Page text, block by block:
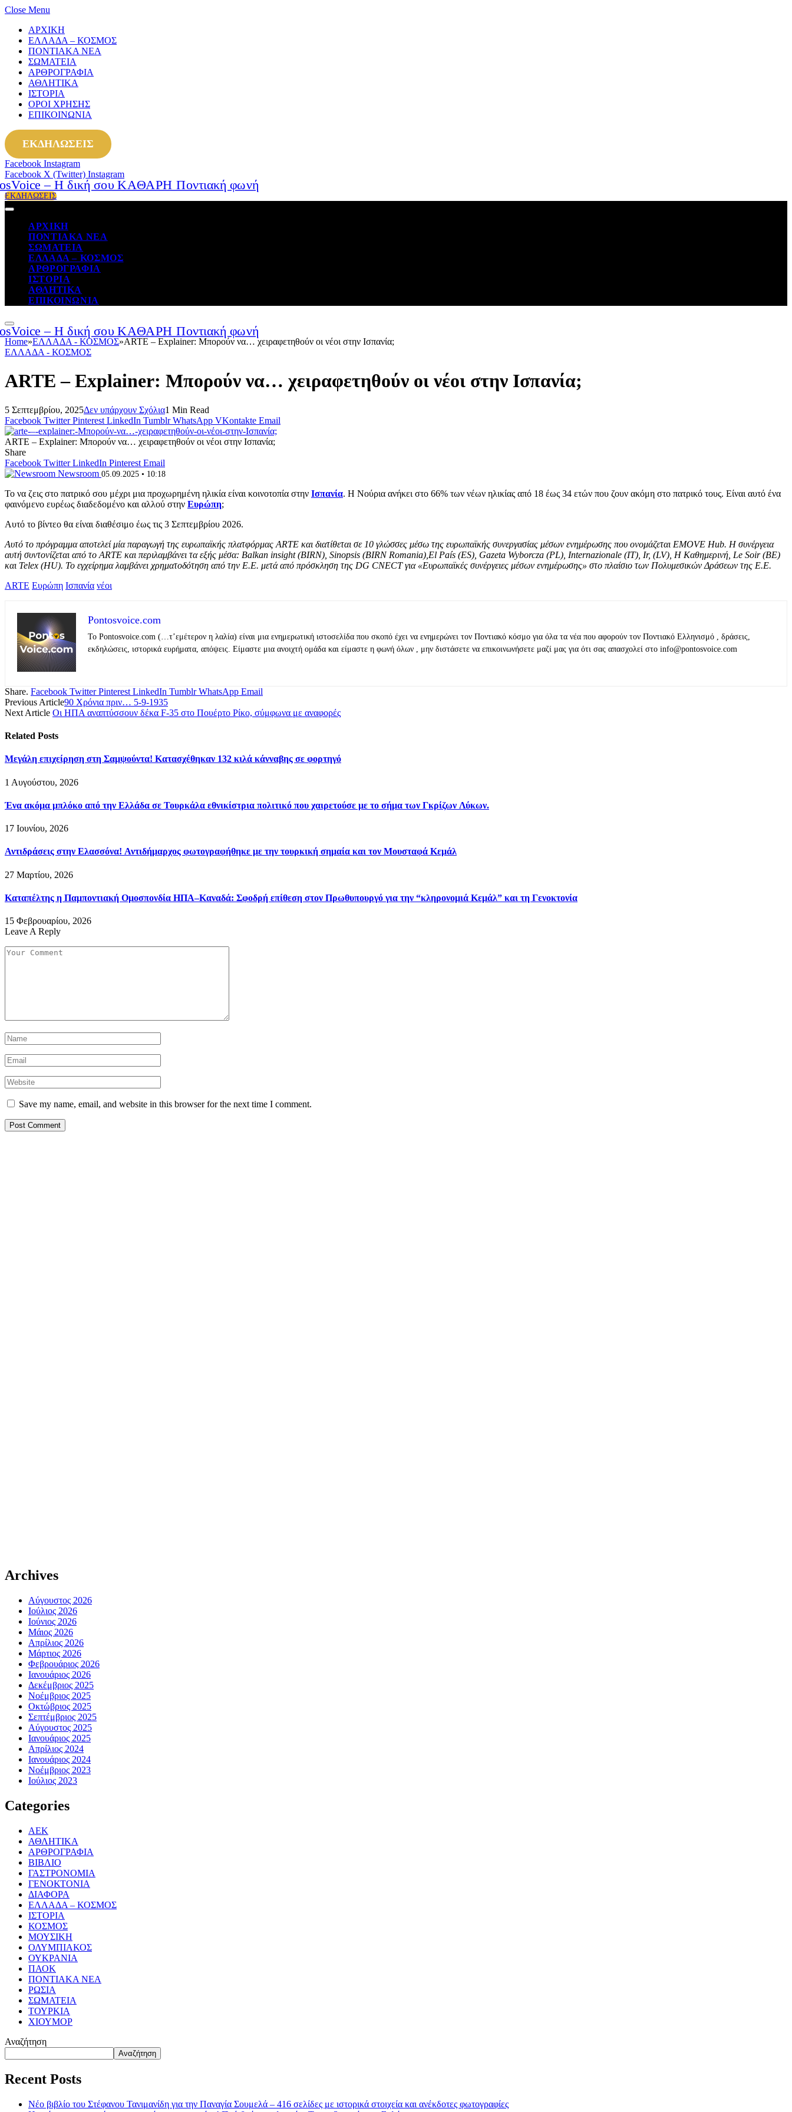
Close Menu
ΑΡΧΙΚΗ
ΕΛΛΑΔΑ – ΚΟΣΜΟΣ
ΠΟΝΤΙΑΚΑ ΝΕΑ
ΣΩΜΑΤΕΙΑ
ΑΡΘΡΟΓΡΑΦΙΑ
ΑΘΛΗΤΙΚΑ
ΙΣΤΟΡΙΑ
ΟΡΟΙ ΧΡΗΣΗΣ
ΕΠΙΚΟΙΝΩΝΙΑ
ΕΚΔΗΛΩΣΕΙΣ
Facebook Instagram
Facebook X (Twitter) Instagram
ΕΚΔΗΛΩΣΕΙΣ
ΑΡΧΙΚΗ
ΠΟΝΤΙΑΚΑ ΝΕΑ
ΣΩΜΑΤΕΙΑ
ΕΛΛΑΔΑ – ΚΟΣΜΟΣ
ΑΡΘΡΟΓΡΑΦΙΑ
ΙΣΤΟΡΙΑ
ΑΘΛΗΤΙΚΑ
ΕΠΙΚΟΙΝΩΝΙΑ
Home»ΕΛΛΑΔΑ - ΚΟΣΜΟΣ»ARTE – Explainer: Μπορούν να… χειραφετηθούν οι νέοι στην Ισπανία;
ΕΛΛΑΔΑ - ΚΟΣΜΟΣ
ARTE – Explainer: Μπορούν να… χειραφετηθούν οι νέοι στην Ισπανία;
5 Σεπτεμβρίου, 2025Δεν υπάρχουν Σχόλια1 Min Read
Facebook Twitter Pinterest LinkedIn Tumblr WhatsApp VKontakte Email
ARTE – Explainer: Μπορούν να… χειραφετηθούν οι νέοι στην Ισπανία;
Share
Facebook Twitter LinkedIn Pinterest Email
Newsroom 05.09.2025 • 10:18
Το να ζεις στο πατρικό σου μέχρι μια προχωρημένη ηλικία είναι κοινοτοπία στην Ισπανία. Η Νούρια ανήκει στο 66% των νέων ηλικίας από 18 έως 34 ετών που ζουν ακόμη στο πατρικό τους. Είναι αυτό ένα
φαινόμενο ευρέως διαδεδομένο και αλλού στην Ευρώπη;
Αυτό το βίντεο θα είναι διαθέσιμο έως τις 3 Σεπτεμβρίου 2026.
Αυτό το πρόγραμμα αποτελεί μία παραγωγή της ευρωπαϊκής πλατφόρμας ARTE και διατίθεται σε 10 γλώσσες μέσω της ευρωπαϊκής συνεργασίας μέσων ενημέρωσης που ονομάζεται EMOVE Hub. Η συνέργεια
αυτή συντονίζεται από το ARTE και περιλαμβάνει τα εξής μέσα: Balkan insight (BIRN), Sinopsis (BIRN Romania),El País (ES), Gazeta Wyborcza (PL), Internazionale (IT), Ir, (LV), Η Καθημερινή, Le Soir (BE)
και Telex (HU). Το εγχείρημα λαμβάνει χρηματοδότηση από την Ε.Ε. μετά από πρόσκληση της DG CNECT για «Ευρωπαϊκές συνέργειες μέσων ενημέρωσης» στο πλαίσιο των Πολυμεσικών Δράσεων της Ε.Ε.
ARTE Ευρώπη Ισπανία νέοι
Pontosvoice.com
Το Pontosvoice.com (…τ’εμέτερον η λαλία) είναι μια ενημερωτική ιστοσελίδα που σκοπό έχει να ενημερώνει τον Ποντιακό κόσμο για όλα τα νέα που αφορούν τον Ποντιακό Ελληνισμό , δράσεις,
εκδηλώσεις, ιστορικά ευρήματα, απόψεις. Είμαστε μια ανοιχτή ομάδα και είμαστε η φωνή όλων , μην διστάσετε να επικοινωνήσετε μαζί μας για ότι σας απασχολεί στο info@pontosvoice.com
Share. Facebook Twitter Pinterest LinkedIn Tumblr WhatsApp Email
Previous Article90 Χρόνια πριν… 5-9-1935
Next Article Οι ΗΠΑ αναπτύσσουν δέκα F-35 στο Πουέρτο Ρίκο, σύμφωνα με αναφορές
Related Posts
Μεγάλη επιχείρηση στη Σαμψούντα! Κατασχέθηκαν 132 κιλά κάνναβης σε φορτηγό
1 Αυγούστου, 2026
Ένα ακόμα μπλόκο από την Ελλάδα σε Τουρκάλα εθνικίστρια πολιτικό που χαιρετούσε με το σήμα των Γκρίζων Λύκων.
17 Ιουνίου, 2026
Αντιδράσεις στην Ελασσόνα! Αντιδήμαρχος φωτογραφήθηκε με την τουρκική σημαία και τον Μουσταφά Κεμάλ
27 Μαρτίου, 2026
Καταπέλτης η Παμποντιακή Ομοσπονδία ΗΠΑ–Καναδά: Σφοδρή επίθεση στον Πρωθυπουργό για την “κληρονομιά Κεμάλ” και τη Γενοκτονία
15 Φεβρουαρίου, 2026
Leave A Reply
Save my name, email, and website in this browser for the next time I comment.
Archives
Αύγουστος 2026
Ιούλιος 2026
Ιούνιος 2026
Μάιος 2026
Απρίλιος 2026
Μάρτιος 2026
Φεβρουάριος 2026
Ιανουάριος 2026
Δεκέμβριος 2025
Νοέμβριος 2025
Οκτώβριος 2025
Σεπτέμβριος 2025
Αύγουστος 2025
Ιανουάριος 2025
Απρίλιος 2024
Ιανουάριος 2024
Νοέμβριος 2023
Ιούλιος 2023
Categories
ΑΕΚ
ΑΘΛΗΤΙΚΑ
ΑΡΘΡΟΓΡΑΦΙΑ
ΒΙΒΛΙΟ
ΓΑΣΤΡΟΝΟΜΙΑ
ΓΕΝΟΚΤΟΝΙΑ
ΔΙΑΦΟΡΑ
ΕΛΛΑΔΑ – ΚΟΣΜΟΣ
ΙΣΤΟΡΙΑ
ΚΟΣΜΟΣ
ΜΟΥΣΙΚΗ
ΟΛΥΜΠΙΑΚΟΣ
ΟΥΚΡΑΝΙΑ
ΠΑΟΚ
ΠΟΝΤΙΑΚΑ ΝΕΑ
ΡΩΣΙΑ
ΣΩΜΑΤΕΙΑ
ΤΟΥΡΚΙΑ
ΧΙΟΥΜΟΡ
Αναζήτηση
Αναζήτηση
Recent Posts
Νέο βιβλίο του Στέφανου Τανιμανίδη για την Παναγία Σουμελά – 416 σελίδες με ιστορικά στοιχεία και ανέκδοτες φωτογραφίες